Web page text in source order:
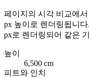
페이지의 시각 비교에
px 높이로 렌더링됩니다.
px로 렌더링되어 같은
높이
6,500 cm
피트와 인치